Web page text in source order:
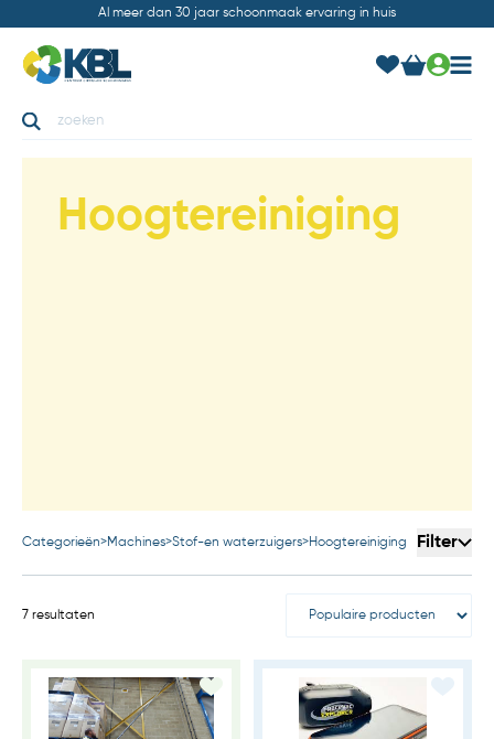
Al meer dan 30 jaar schoonmaak ervaring in huis
Hoogtereiniging
Categorieën>Machines>Stof-en waterzuigers>Hoogtereiniging Filter
7 resultaten